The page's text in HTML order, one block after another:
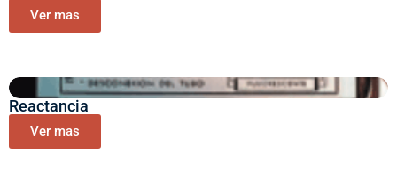
Ver mas
Reactancia
Ver mas